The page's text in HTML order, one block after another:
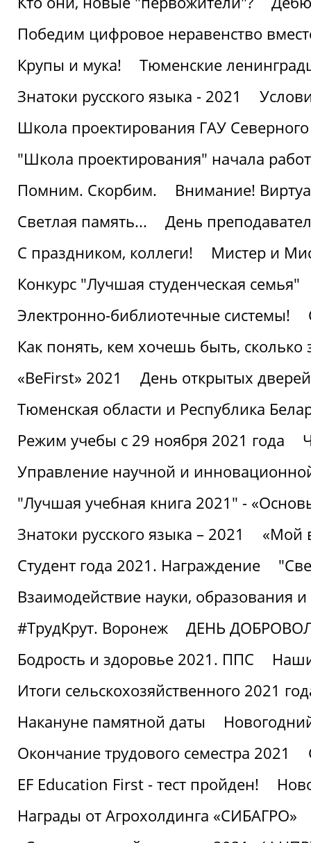
Победим цифровое неравенство
Крупы и мука!
Тюменские
Знатоки русского языка - 2021
Школа проектирования ГАУ
"Школа проектирования" начала
Помним. Скорбим.
Внимание!
Светлая память...
День
С праздником, коллеги!
Мистер и
Конкурс "Лучшая студенческая семья"
Электронно-библиотечные системы!
Как понять, кем хочешь быть, сколько
«BeFirst» 2021
День открытых
Тюменская области и Республика
Режим учебы с 29 ноября 2021 года
Управление научной и
"Лучшая учебная книга 2021" -
Знатоки русского языка – 2021
«Мой
Студент года 2021. Награждение
Взаимодействие науки, образования и
#ТрудКрут. Воронеж
ДЕНЬ
Бодрость и здоровье 2021. ППС
Итоги сельскохозяйственного 2021
Накануне памятной даты
Окончание трудового семестра 2021
EF Education First - тест пройден!
Награды от Агрохолдинга «СИБАГРО»